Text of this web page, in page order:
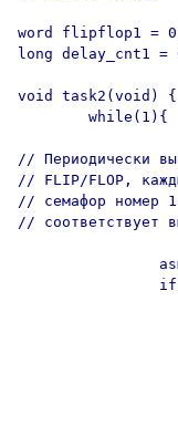
word flipflop1 =
long delay_cnt1 =
void task2(void) {
        while(1){
// Периодически
// FLIP/FLOP,
// семафор номер
// соответствует